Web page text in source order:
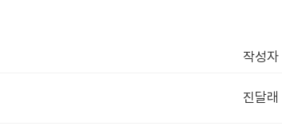
작성자
진달래